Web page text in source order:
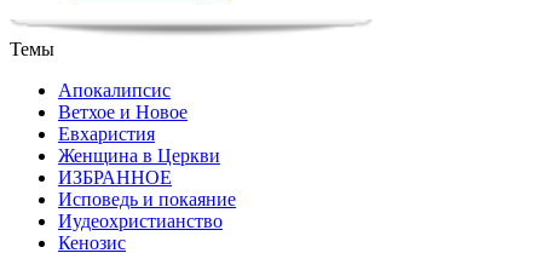
Темы
Апокалипсис
Ветхое и Новое
Евхаристия
Женщина в Церкви
ИЗБРАННОЕ
Исповедь и покаяние
Иудеохристианство
Кенозис